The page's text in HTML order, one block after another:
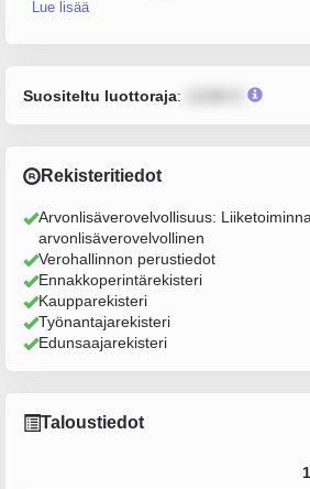
Lue lisää
Suositeltu luottoraja:
Rekisteritiedot
Arvonlisäverovelvollisuus:
arvonlisäverovelvollinen
Verohallinnon perustiedot
Ennakkoperintärekisteri
Kaupparekisteri
Työnantajarekisteri
Edunsaajarekisteri
Taloustiedot